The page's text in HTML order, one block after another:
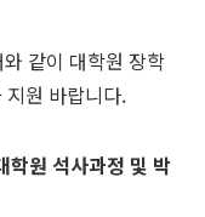
같이 대학원 장학
지원 바랍니다.
학원 석사과정 및 박